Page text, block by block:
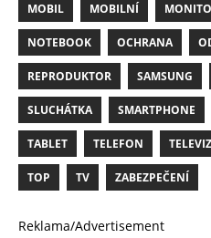
MOBIL MOBILNÍ
NOTEBOOK OCHRANA
REPRODUKTOR SAMSUNG
SLUCHÁTKA SMARTPHONE
TABLET TELEFON
TOP TV ZABEZPEČENÍ
Reklama/Advertisement